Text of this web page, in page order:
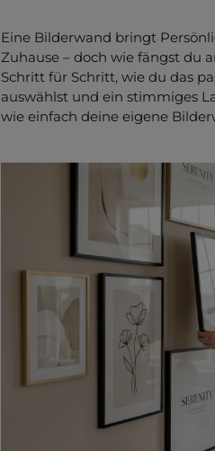
Eine Bilderwand bringt
Zuhause – doch wie fängst du
Schritt für Schritt, wie du das
auswählst und ein stimmiges
wie einfach deine eigene